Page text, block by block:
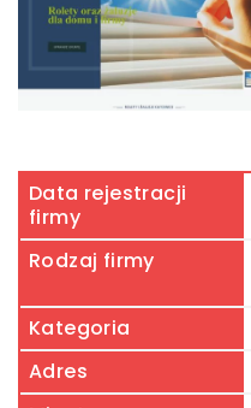
Data rejestracji
firmy
Rodzaj firmy
Kategoria
Adres